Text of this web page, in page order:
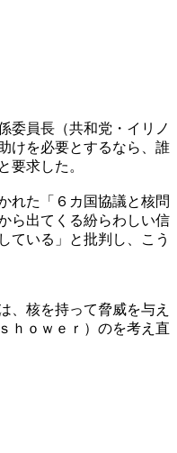
委員長（共和党・イリノ
けを必要とするなら、誰
要求した。
れた「６カ国協議と核問
ら出てくる紛らわしい信
ている」と批判し、こう
、核を持って脅威を与え
ｈｏｗｅｒ）のを考え直